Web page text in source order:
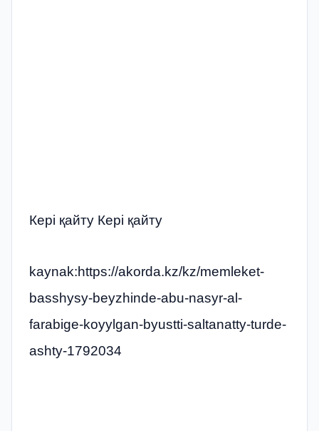
Кері қайту Кері қайту
kaynak:https://akorda.kz/kz/memleket-
basshysy-beyzhinde-abu-nasyr-al-
farabige-koyylgan-byustti-saltanatty-turde-
ashty-1792034